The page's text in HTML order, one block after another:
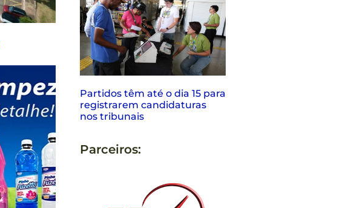
Partidos têm até o dia 15 para
registrarem candidaturas
nos tribunais
Parceiros: